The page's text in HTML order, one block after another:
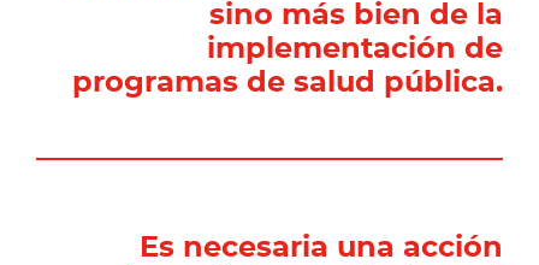
sino más bien de la
implementación de
programas de salud pública.
Es necesaria una acción